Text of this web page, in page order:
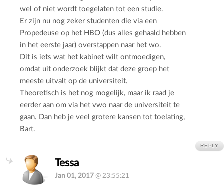
wel of niet wordt toegelaten tot een studie.
Er zijn nu nog zeker studenten die via een
Propedeuse op het HBO (dus alles gehaald hebben
in het eerste jaar) overstappen naar het wo.
Dit is iets wat het kabinet wilt ontmoedigen,
omdat uit onderzoek blijkt dat deze groep het
meeste uitvalt op de universiteit.
Theoretisch is het nog mogelijk, maar ik raad je
eerder aan om via het vwo naar de universiteit te
gaan. Dan heb je veel grotere kansen tot toelating,
Bart.
REPLY
Tessa
Jan 01, 2017@ 23:55:21